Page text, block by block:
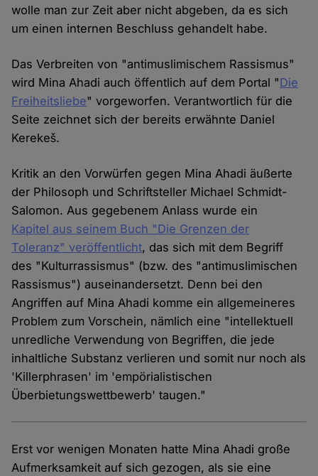
wolle man zur Zeit aber nicht abgeben, da es sich
um einen internen Beschluss gehandelt habe.
Das Verbreiten von "antimuslimischem Rassismus"
wird Mina Ahadi auch öffentlich auf dem Portal "Die
Freiheitsliebe" vorgeworfen. Verantwortlich für die
Seite zeichnet sich der bereits erwähnte Daniel
Kerekeš.
Kritik an den Vorwürfen gegen Mina Ahadi äußerte
der Philosoph und Schriftsteller Michael Schmidt-
Salomon. Aus gegebenem Anlass wurde ein
Kapitel aus seinem Buch "Die Grenzen der
Toleranz" veröffentlicht, das sich mit dem Begriff
des "Kulturrassismus" (bzw. des "antimuslimischen
Rassismus") auseinandersetzt. Denn bei den
Angriffen auf Mina Ahadi komme ein allgemeineres
Problem zum Vorschein, nämlich eine "intellektuell
unredliche Verwendung von Begriffen, die jede
inhaltliche Substanz verlieren und somit nur noch als
'Killerphrasen' im 'empörialistischen
Überbietungswettbewerb' taugen."
Erst vor wenigen Monaten hatte Mina Ahadi große
Aufmerksamkeit auf sich gezogen, als sie eine